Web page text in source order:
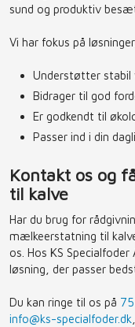
sund og produktiv
Vi har fokus på
Understøtter
Bidrager til god
Er godkendt til
Passer ind i din
Kontakt os og
til kalve
Har du brug for
mælkeerstatning til
os. Hos KS
løsning, der passer
Du kan ringe til os på
info@ks-specialfoder.dk